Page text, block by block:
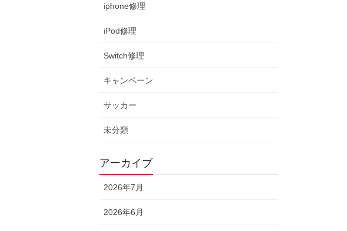
iphone修理
iPod修理
Switch修理
キャンペーン
サッカー
未分類
アーカイブ
2026年7月
2026年6月